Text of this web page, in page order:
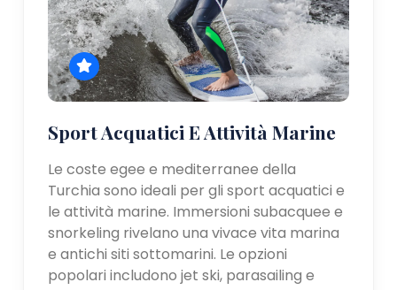
Sport Acquatici E Attività Marine
Le coste egee e mediterranee della
Turchia sono ideali per gli sport acquatici e
le attività marine. Immersioni subacquee e
snorkeling rivelano una vivace vita marina
e antichi siti sottomarini. Le opzioni
popolari includono jet ski, parasailing e